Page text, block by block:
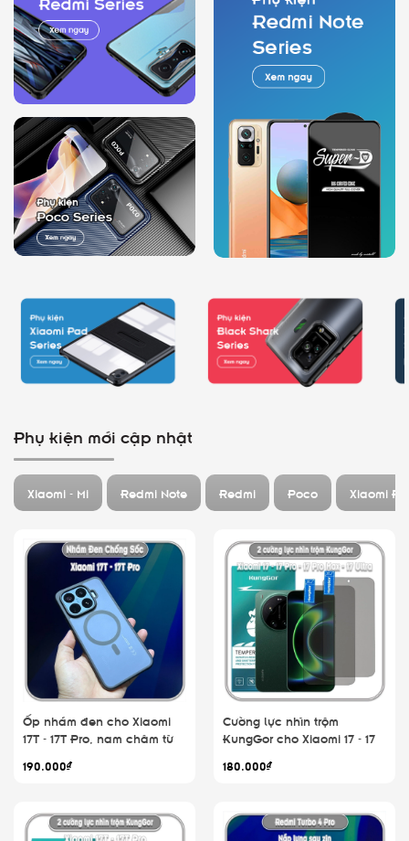
Phụ kiện mới cập nhật
Xiaomi - Mi Redmi Note Redmi Poco Xiaomi
Ốp nhám đen cho Xiaomi
17T - 17T Pro, nam châm từ
190.000₫
Cường lực nhìn trộm
KungGor cho Xiaomi 17 - 17
không viền đen bộ 2 miếng
180.000₫